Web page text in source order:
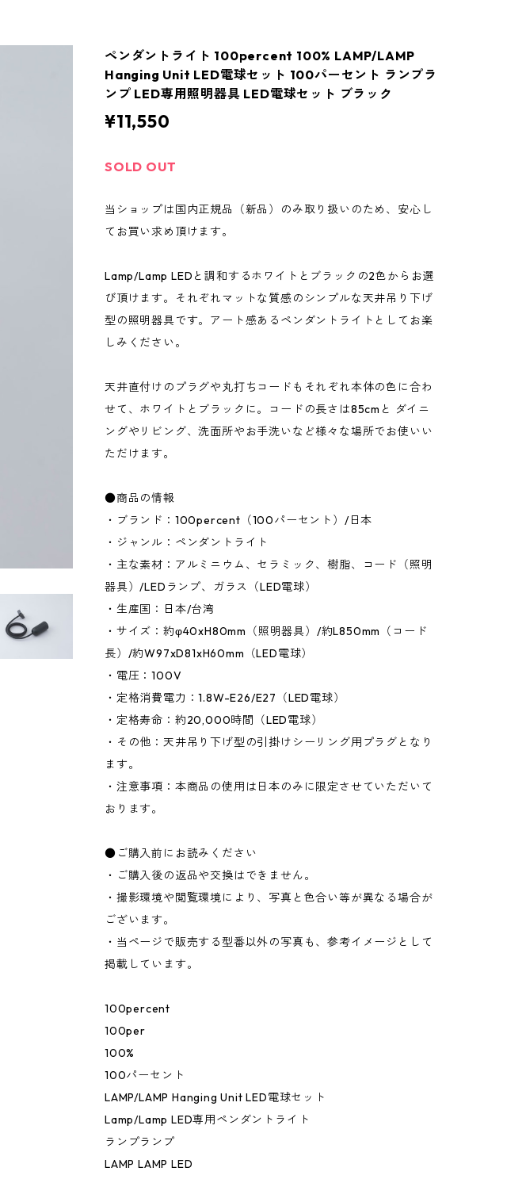
ペンダントライト 100percent 100% LAMP/LAMP
Hanging Unit LED電球セット 100パーセント ランプラ
ンプ LED専用照明器具 LED電球セット ブラック
¥11,550
SOLD OUT
当ショップは国内正規品（新品）のみ取り扱いのため、安心し
てお買い求め頂けます。
Lamp/Lamp LEDと調和するホワイトとブラックの2色からお選
び頂けます。それぞれマットな質感のシンプルな天井吊り下げ
型の照明器具です。アート感あるペンダントライトとしてお楽
しみください。
天井直付けのプラグや丸打ちコードもそれぞれ本体の色に合わ
せて、ホワイトとブラックに。コードの長さは85cmと ダイニ
ングやリビング、洗面所やお手洗いなど様々な場所でお使いい
ただけます。
●商品の情報
・ブランド：100percent（100パーセント）/日本
・ジャンル：ペンダントライト
・主な素材：アルミニウム、セラミック、樹脂、コード（照明
器具）/LEDランプ、ガラス（LED電球）
・生産国：日本/台湾
・サイズ：約φ40xH80mm（照明器具）/約L850mm（コード
長）/約W97xD81xH60mm（LED電球）
・電圧：100V
・定格消費電力：1.8W-E26/E27（LED電球）
・定格寿命：約20,000時間（LED電球）
・その他：天井吊り下げ型の引掛けシーリング用プラグとなり
ます。
・注意事項：本商品の使用は日本のみに限定させていただいて
おります。
●ご購入前にお読みください
・ご購入後の返品や交換はできません。
・撮影環境や閲覧環境により、写真と色合い等が異なる場合が
ございます。
・当ページで販売する型番以外の写真も、参考イメージとして
掲載しています。
100percent
100per
100%
100パーセント
LAMP/LAMP Hanging Unit LED電球セット
Lamp/Lamp LED専用ペンダントライト
ランプランプ
LAMP LAMP LED